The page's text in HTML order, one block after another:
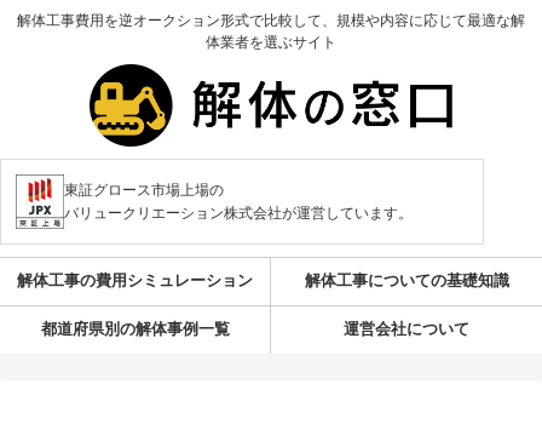
解体工事費用を逆オークション形式で比較して、規模や内容に応じて最適な解
体業者を選ぶサイト
東証グロース市場上場の
バリュークリエーション株式会社が運営しています。
解体工事の費用シミュレーション 解体工事についての基礎知識
都道府県別の解体事例一覧 運営会社について